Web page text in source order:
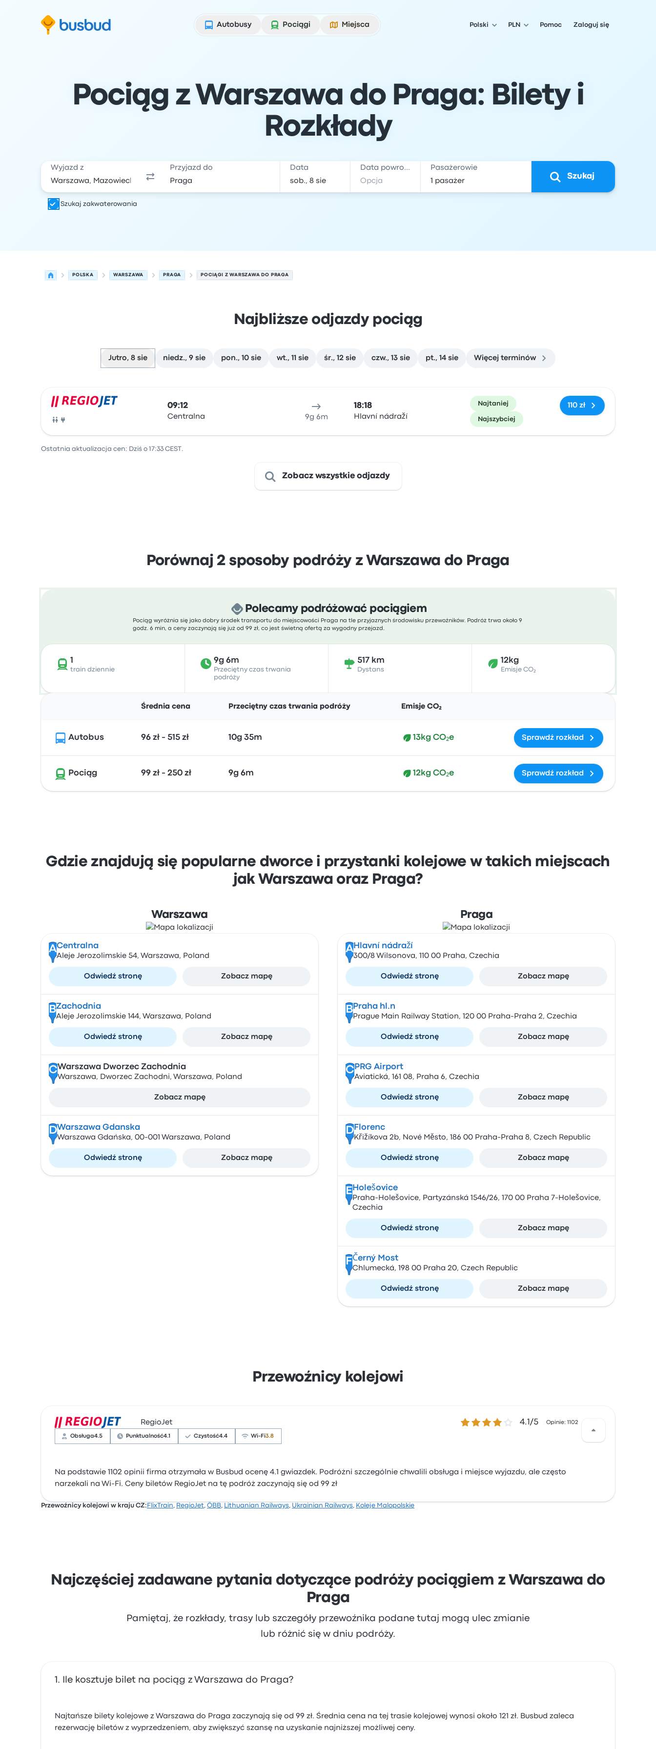
Autobusy
Pociągi Miejsca Polski PLN Pomoc Zaloguj się
Pociąg z Warszawa do Praga: Bilety i
Rozkłady
Wyjazd z Przyjazd do Data Data powrotu Pasażerowie
Szukaj
Szukaj zakwaterowania
POLSKA WARSZAWA PRAGA POCIĄGI Z WARSZAWA DO PRAGA
Najbliższe odjazdy pociąg
Jutro, 8 sie niedz., 9 sie pon., 10 sie wt., 11 sie śr., 12 sie czw., 13 sie pt., 14 sie Więcej terminów
Pociąg
09:12
Centralna 9g 6m
18:18
Hlavní nádraží
Najtaniej
Najszybciej
110 zł
Ostatnia aktualizacja cen: Dziś o 17:33 CEST.
Zobacz wszystkie odjazdy
Porównaj 2 sposoby podróży z Warszawa do Praga
Polecamy podróżować pociągiem
Pociąg wyróżnia się jako dobry środek transportu do miejscowości Praga na tle przyjaznych środowisku przewoźników. Podróż trwa około 9
godz. 6 min, a ceny zaczynają się już od 99 zł, co jest świetną ofertą za wygodny przejazd.
1
train dziennie
9g 6m
Przeciętny czas trwania
podróży
517 km
Dystans
12kg
Emisje CO₂
Średnia cena Przeciętny czas trwania podróży Emisje CO₂
Autobus 96 zł - 515 zł 10g 35m 13kg CO₂e Sprawdź rozkład
Pociąg 99 zł - 250 zł 9g 6m 12kg CO₂e Sprawdź rozkład
Gdzie znajdują się popularne dworce i przystanki kolejowe w takich miejscach
jak Warszawa oraz Praga?
Warszawa
ACentralna
Aleje Jerozolimskie 54, Warszawa, Poland
Odwiedź stronę Zobacz mapę
BZachodnia
Aleje Jerozolimskie 144, Warszawa, Poland
Odwiedź stronę Zobacz mapę
CWarszawa Dworzec Zachodnia
Warszawa, Dworzec Zachodni, Warszawa, Poland
Zobacz mapę
DWarszawa Gdanska
Warszawa Gdańska, 00-001 Warszawa, Poland
Odwiedź stronę Zobacz mapę
Praga
A Hlavní nádraží
300/8 Wilsonova, 110 00 Praha, Czechia
Odwiedź stronę Zobacz mapę
B Praha hl.n
Prague Main Railway Station, 120 00 Praha-Praha 2, Czechia
Odwiedź stronę Zobacz mapę
CPRG Airport
Aviatická, 161 08, Praha 6, Czechia
Odwiedź stronę Zobacz mapę
DFlorenc
Křižíkova 2b, Nové Město, 186 00 Praha-Praha 8, Czech Republic
Odwiedź stronę Zobacz mapę
E Holešovice
Praha-Holešovice, Partyzánská 1546/26, 170 00 Praha 7-Holešovice,
Czechia
Odwiedź stronę Zobacz mapę
F Černý Most
Chlumecká, 198 00 Praha 20, Czech Republic
Odwiedź stronę Zobacz mapę
Przewoźnicy kolejowi
RegioJet 4.1 gwiazdek w skali do 5
4.1/5 Opinie: 1102
Obsługa4.5 Punktualność4.1 Czystość4.4 Wi-Fi3.8
Na podstawie 1102 opinii firma otrzymała w Busbud ocenę 4.1 gwiazdek. Podróżni szczególnie chwalili obsługa i miejsce wyjazdu, ale często
narzekali na Wi-Fi. Ceny biletów RegioJet na tę podróż zaczynają się od 99 zł
Przewoźnicy kolejowi w kraju CZ: FlixTrain, RegioJet, ÖBB, Lithuanian Railways, Ukrainian Railways, Koleje Malopolskie
Najczęściej zadawane pytania dotyczące podróży pociągiem z Warszawa do
Praga
Pamiętaj, że rozkłady, trasy lub szczegóły przewoźnika podane tutaj mogą ulec zmianie
lub różnić się w dniu podróży.
Ile kosztuje bilet na pociąg z Warszawa do Praga?
Najtańsze bilety kolejowe z Warszawa do Praga zaczynają się od 99 zł. Średnia cena na tej trasie kolejowej wynosi około 121 zł. Busbud zaleca
rezerwację biletów z wyprzedzeniem, aby zwiększyć szansę na uzyskanie najniższej możliwej ceny.